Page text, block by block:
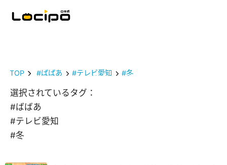
TOP #ばばあ #テレビ愛知 #冬
選択されているタグ：
#ばばあ
#テレビ愛知
#冬